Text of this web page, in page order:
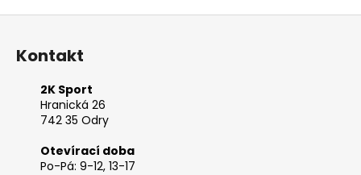
Z
Kontakt
2K Sport
Hranická 26
742 35 Odry
Otevírací doba
Po-Pá: 9-12, 13-17